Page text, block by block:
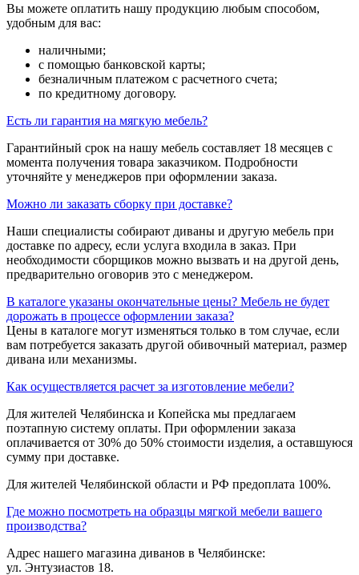
Вы можете оплатить нашу продукцию любым способом,
удобным для вас:
наличными;
с помощью банковской карты;
безналичным платежом с расчетного счета;
по кредитному договору.
Есть ли гарантия на мягкую мебель?
Гарантийный срок на нашу мебель составляет 18 месяцев с
момента получения товара заказчиком. Подробности
уточняйте у менеджеров при оформлении заказа.
Можно ли заказать сборку при доставке?
Наши специалисты собирают диваны и другую мебель при
доставке по адресу, если услуга входила в заказ. При
необходимости сборщиков можно вызвать и на другой день,
предварительно оговорив это с менеджером.
В каталоге указаны окончательные цены? Мебель не будет
дорожать в процессе оформлении заказа?
Цены в каталоге могут изменяться только в том случае, если
вам потребуется заказать другой обивочный материал, размер
дивана или механизмы.
Как осуществляется расчет за изготовление мебели?
Для жителей Челябинска и Копейска мы предлагаем
поэтапную систему оплаты. При оформлении заказа
оплачивается от 30% до 50% стоимости изделия, а оставшуюся
сумму при доставке.
Для жителей Челябинской области и РФ предоплата 100%.
Где можно посмотреть на образцы мягкой мебели вашего
производства?
Адрес нашего магазина диванов в Челябинске:
ул. Энтузиастов 18.